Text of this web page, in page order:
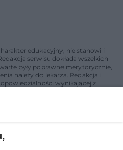
edukacyjny, nie stanowi i
serwisu dokłada wszelkich
były poprawne merytorycznie,
należy do lekarza. Redakcja i
wynikającej z
art. 3 ust 1 ustawy o